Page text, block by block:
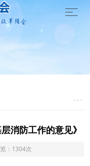


消防工作的意见》
1304次